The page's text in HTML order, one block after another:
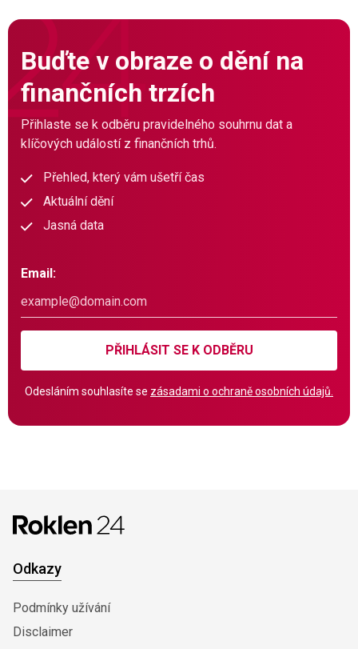
Buďte v obraze o dění na
finančních trzích
Přihlaste se k odběru pravidelného souhrnu dat a
klíčových událostí z finančních trhů.
Přehled, který vám ušetří čas
Aktuální dění
Jasná data
Email:
PŘIHLÁSIT SE K ODBĚRU
Odesláním souhlasíte se zásadami o ochraně osobních údajů.
Odkazy
Podmínky užívání
Disclaimer